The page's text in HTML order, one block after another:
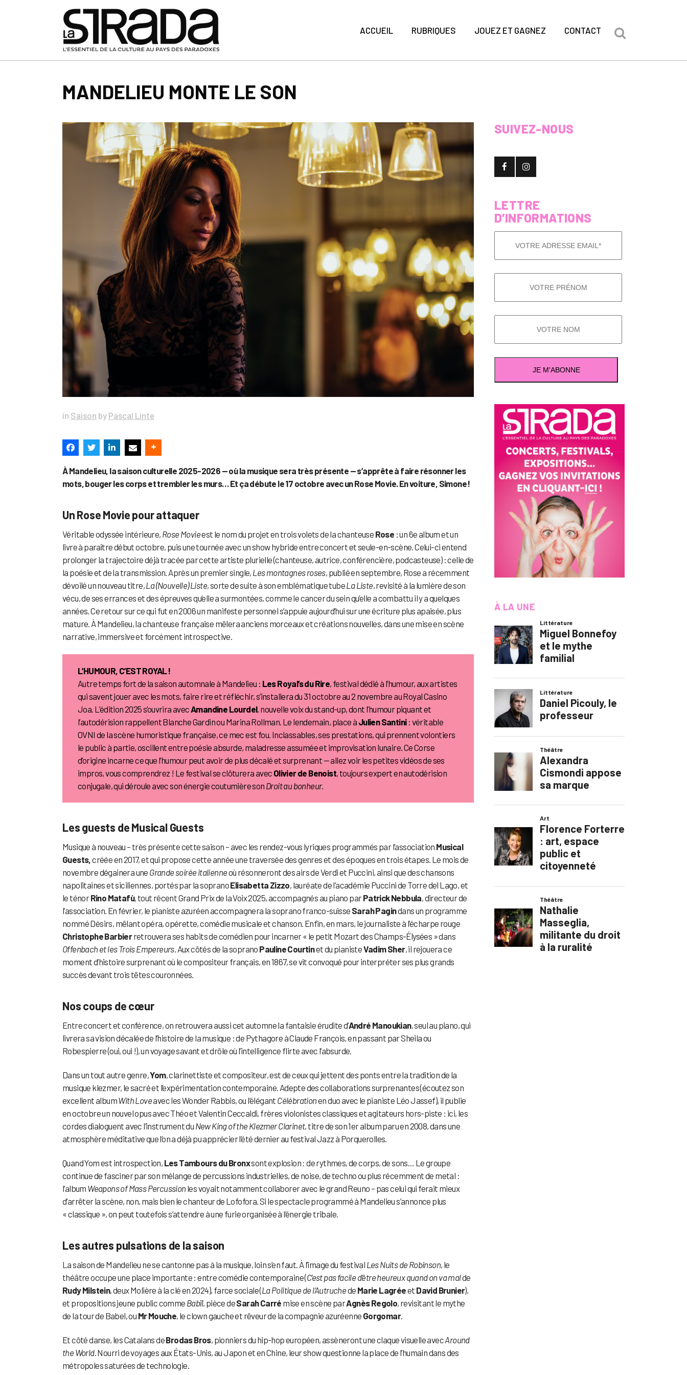
ACCUEIL RUBRIQUES JOUEZ ET GAGNEZ CONTACT
MANDELIEU MONTE LE SON
in Saison by Pascal Linte
À Mandelieu, la saison culturelle 2025-2026 — où la musique sera très présente — s’apprête à faire résonner les
mots, bouger les corps et trembler les murs… Et ça débute le 17 octobre avec un Rose Movie. En voiture, Simone !
Un Rose Movie pour attaquer
Véritable odyssée intérieure, Rose Movieest le nom du projet en trois volets de la chanteuse Rose : un 6e album et un
livre à paraître début octobre, puis une tournée avec un show hybride entre concert et seule-en-scène. Celui-ci entend
prolonger la trajectoire déjà tracée par cette artiste plurielle (chanteuse, autrice, conférencière, podcasteuse) : celle de
la poésie et de la transmission. Après un premier single, Les montagnes roses, publié en septembre, Rose a récemment
dévoilé un nouveau titre,La (Nouvelle) Liste, sorte de suite à son emblématique tubeLa Liste, revisité à la lumière de son
vécu, de ses errances et des épreuves qu’elle a surmontées, comme le cancer du sein qu’elle a combattu il y a quelques
années. Ce retour sur ce qui fut en 2006 un manifeste personnel s’appuie aujourd’hui sur une écriture plus apaisée, plus
mature. À Mandelieu, la chanteuse française mêlera anciens morceaux et créations nouvelles, dans une mise en scène
narrative, immersive et forcément introspective.
L’HUMOUR, C’EST ROYAL !
Autre temps fort de la saison automnale à Mandelieu : Les Royal’s du Rire, festival dédié à l’humour, aux artistes
qui savent jouer avec les mots, faire rire et réfléchir, s’installera du 31 octobre au 2 novembre au Royal Casino
Joa. L’édition 2025 s’ouvrira avec Amandine Lourdel, nouvelle voix du stand-up, dont l’humour piquant et
l’autodérision rappellent Blanche Gardin ou Marina Rollman. Le lendemain, place à Julien Santini: véritable
OVNI de la scène humoristique française, ce mec est fou. Inclassables, ses prestations, qui prennent volontiers
le public à partie, oscillent entre poésie absurde, maladresse assumée et improvisation lunaire. Ce Corse
d’origine incarne ce que l’humour peut avoir de plus décalé et surprenant — allez voir les petites vidéos de ses
impros, vous comprendrez ! Le festival se clôturera avec Olivier de Benoist, toujours expert en autodérision
conjugale, qui déroule avec son énergie coutumière son Droit au bonheur.
Les guests de Musical Guests
Musique à nouveau – très présente cette saison – avec les rendez-vous lyriques programmés par l’association Musical
Guests, créée en 2017, et qui propose cette année une traversée des genres et des époques en trois étapes. Le mois de
novembre dégainera une Grande soirée italienneoù résonneront des airs de Verdi et Puccini, ainsi que des chansons
napolitaines et siciliennes, portés par la sopranoElisabetta Zizzo, lauréate de l’académie Puccini de Torre del Lago, et
le ténorRino Matafù, tout récent Grand Prix de la Voix 2025, accompagnés au piano parPatrick Nebbula, directeur de
l’association. En février, le pianiste azuréen accompagnera la soprano franco-suisse Sarah Pagindans un programme
nommé Désirs, mêlant opéra, opérette, comédie musicale et chanson. Enfin, en mars, le journaliste à l’écharpe rouge
Christophe Barbierretrouvera ses habits de comédien pour incarner « le petit Mozart des Champs-Élysées » dans
Offenbach et les Trois Empereurs. Aux côtés de la soprano Pauline Courtinet du pianisteVadim Sher, il rejouera ce
moment d’histoire surprenant où le compositeur français, en 1867, se vit convoqué pour interpréter ses plus grands
succès devant trois têtes couronnées.
Nos coups de cœur
Entre concert et conférence, on retrouvera aussi cet automne la fantaisie érudite d’André Manoukian, seul au piano, qui
livrera sa vision décalée de l’histoire de la musique : de Pythagore à Claude François, en passant par Sheila ou
Robespierre (oui, oui !), un voyage savant et drôle où l’intelligence flirte avec l’absurde.
Dans un tout autre genre,Yom, clarinettiste et compositeur, est de ceux qui jettent des ponts entre la tradition de la
musique klezmer, le sacré et l’expérimentation contemporaine. Adepte des collaborations surprenantes (écoutez son
excellent albumWith Loveavec les Wonder Rabbis, ou l’élégant Célébrationen duo avec le pianiste Léo Jassef), il publie
en octobre un nouvel opus avec Théo et Valentin Ceccaldi, frères violonistes classiques et agitateurs hors-piste : ici, les
cordes dialoguent avec l’instrument du New King of the Klezmer Clarinet, titre de son 1er album paru en 2008, dans une
atmosphère méditative que l’on a déjà pu apprécier l’été dernier au festival Jazz à Porquerolles.
Quand Yom est introspection, Les Tambours du Bronxsont explosion : de rythmes, de corps, de sons… Le groupe
continue de fasciner par son mélange de percussions industrielles, de noise, de techno ou plus récemment de metal :
l’album Weapons of Mass Percussion les voyait notamment collaborer avec le grand Reuno – pas celui qui ferait mieux
d’arrêter la scène, non, mais bien le chanteur de Lofofora. Si le spectacle programmé à Mandelieu s’annonce plus
« classique », on peut toutefois s’attendre à une furie organisée à l’énergie tribale.
Les autres pulsations de la saison
La saison de Mandelieu ne se cantonne pas à la musique, loin s’en faut. À l’image du festival Les Nuits de Robinson, le
théâtre occupe une place importante : entre comédie contemporaine (C’est pas facile d’être heureux quand on va malde
Rudy Milstein, deux Molière à la clé en 2024), farce sociale (La Politique de l’Autruchede Marie Lagréeet David Brunier),
et propositions jeune public comme Babïl, pièce deSarah Carré mise en scène parAgnès Regolo, revisitant le mythe
de la tour de Babel, ou Mr Mouche, le clown gauche et rêveur de la compagnie azuréenne Gorgomar.
Et côté danse, les Catalans deBrodas Bros, pionniers du hip-hop européen, assèneront une claque visuelle avecAround
the World. Nourri de voyages aux États-Unis, au Japon et en Chine, leur show questionne la place de l’humain dans des
métropoles saturées de technologie.
SUIVEZ-NOUS
LETTRE
D’INFORMATIONS
À LA UNE